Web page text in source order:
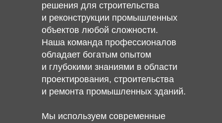
решения для строительства
и реконструкции промышленных
объектов любой сложности.
Наша команда профессионалов
обладает богатым опытом
и глубокими знаниями в области
проектирования, строительства
и ремонта промышленных зданий.
Мы используем современные